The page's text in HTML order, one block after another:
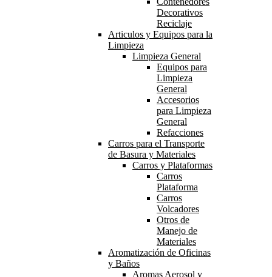
Decorativos
Reciclaje
Articulos y Equipos para la
Limpieza
Limpieza General
Equipos para
Limpieza
General
Accesorios
para Limpieza
General
Refacciones
Carros para el Transporte
de Basura y Materiales
Carros y Plataformas
Carros
Plataforma
Carros
Volcadores
Otros de
Manejo de
Materiales
Aromatización de Oficinas
y Baños
Aromas Aerosol y